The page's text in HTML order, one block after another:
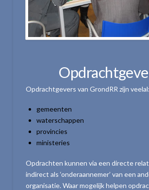
Opdrachtgevers van GrondRR zijn veelal:
gemeenten
waterschappen
provincies
ministeries
Opdrachten kunnen via een directe
indirect als ‘onderaannemer’ van een
organisatie. Waar mogelijk helpen